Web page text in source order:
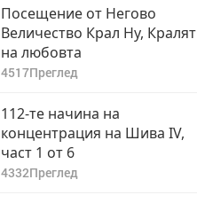
Посещение от Негово
Величество Крал Ну, Кралят
на любовта
4517Преглед
112-те начина на
концентрация на Шива IV,
част 1 от 6
4332Преглед